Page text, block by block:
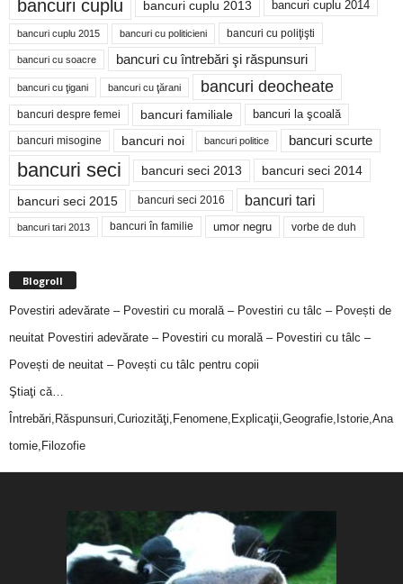
bancuri cuplu bancuri cuplu 2013 bancuri cuplu 2014
bancuri cuplu 2015 bancuri cu politicieni bancuri cu poliţişti
bancuri cu soacre bancuri cu întrebări şi răspunsuri
bancuri cu ţigani bancuri cu ţărani bancuri deocheate
bancuri despre femei bancuri familiale bancuri la şcoală
bancuri misogine bancuri noi bancuri politice bancuri scurte
bancuri seci bancuri seci 2013 bancuri seci 2014
bancuri seci 2015 bancuri seci 2016 bancuri tari
bancuri tari 2013 bancuri în familie umor negru vorbe de duh
Blogroll
Povestiri adevărate – Povestiri cu morală – Povestiri cu tâlc – Povești de
neuitat Povestiri adevărate – Povestiri cu morală – Povestiri cu tâlc –
Povești de neuitat – Povești cu tâlc pentru copii
Ştiaţi că…
Întrebări,Răspunsuri,Curiozităţi,Fenomene,Explicaţii,Geografie,Istorie,Ana
tomie,Filozofie